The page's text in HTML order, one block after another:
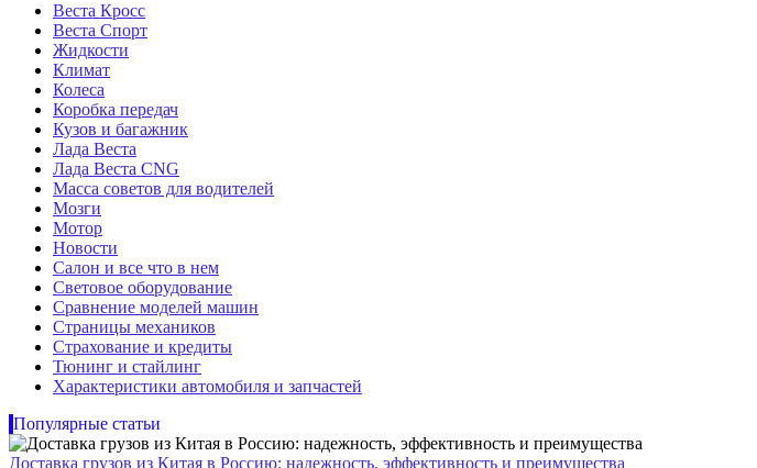
Веста Кросс
Веста Спорт
Жидкости
Климат
Колеса
Коробка передач
Кузов и багажник
Лада Веста
Лада Веста CNG
Масса советов для водителей
Мозги
Мотор
Новости
Салон и все что в нем
Световое оборудование
Сравнение моделей машин
Страницы механиков
Страхование и кредиты
Тюнинг и стайлинг
Характеристики автомобиля и запчастей
Популярные статьи
Доставка грузов из Китая в Россию: надежность, эффективность и преимущества